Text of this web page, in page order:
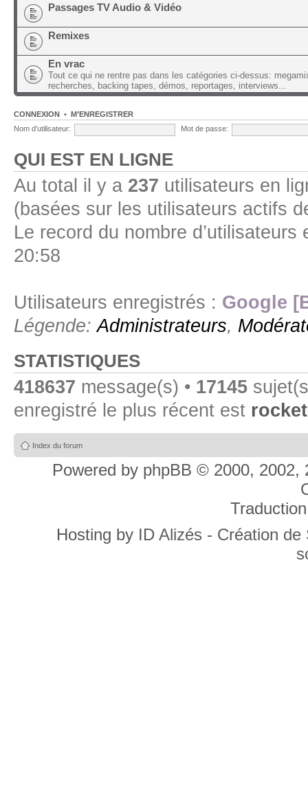
Passages TV Audio & Vidéo
Remixes
En vrac
Tout ce qui ne rentre pas dans les catégories ci-dessus:
recherches, backing tapes, démos, reportages, interviews...
CONNEXION • M’ENREGISTRER
Nom d’utilisateur:
Mot de passe:
QUI EST EN LIGNE
Au total il y a 237 utilisateurs en
(basées sur les utilisateurs actifs
Le record du nombre
20:58
Utilisateurs enregistrés : Google
Légende:Administrateurs,
STATISTIQUES
418637 message(s) • 17145
enregistré le plus récent est
Index du forum
Powered by phpBB © 2000, 2002,
Hosting by ID Alizés - Création